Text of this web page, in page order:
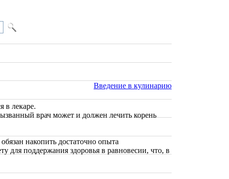
Введение в кулинарию
в лекаре.
врач может и должен лечить корень
накопить достаточно опыта
для поддержания здоровья в равновесии, что, в